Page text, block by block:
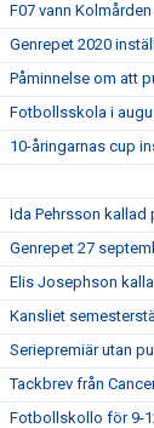
F07 vann Kolmården
Genrepet 2020
Påminnelse om att
Fotbollsskola i
10-åringarnas cup
Ida Pehrsson kallad
Genrepet 27
Elis Josephson
Kansliet
Seriepremiär utan
Tackbrev från
Fotbollskollo för 9-